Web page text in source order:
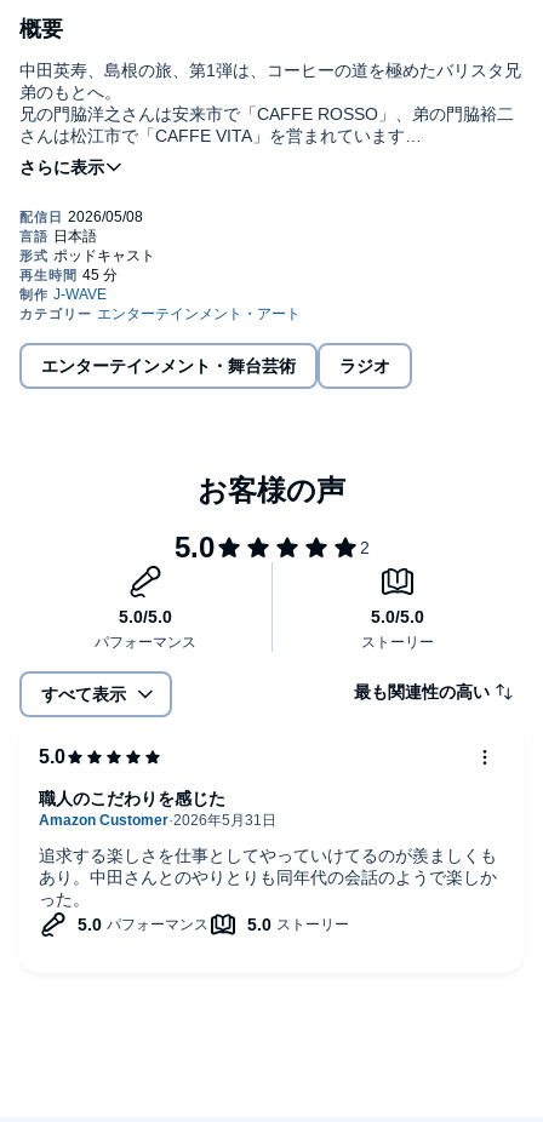
概要
中田英寿、島根の旅、第1弾は、コーヒーの道を極めたバリスタ兄
弟のもとへ。
兄の門脇洋之さんは安来市で「CAFFE ROSSO」、弟の門脇裕二
さんは松江市で「CAFFE VITA」を営まれています
コーヒーの道に進むことになった理由から、バリスタの大会での
経験、目指すコーヒーの味、さらにイタリアにまつわる話題ま
ぜひコーヒーを飲みながらお聞きください。©
WAVE
エンターテインメント・舞台芸術 ラジオ
すべて表示 最も関連性の高い
追求する楽しさを仕事としてやっていけてるのが羨ましくも
あり。中田さんとのやりとりも同年代の会話のようで楽しか
った。
職人のこだわりを感じた